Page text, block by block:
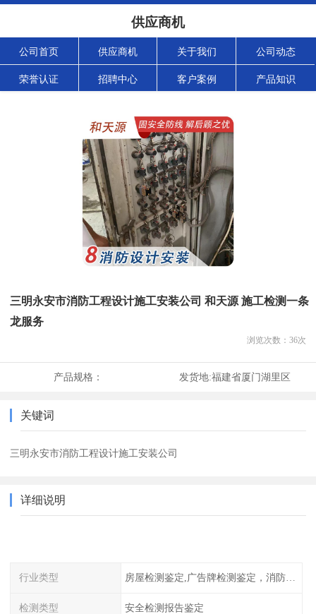
供应商机
公司首页 供应商机 关于我们 公司动态
荣誉认证 招聘中心 客户案例 产品知识
三明永安市消防工程设计施工安装公司 和天源 施工检测一条
龙服务
浏览次数： 36次
产品规格： 发货地:福建省厦门湖里区
关键词
三明永安市消防工程设计施工安装公司
详细说明
行业类型 房屋检测鉴定,广告牌检测鉴定，消防检测
检测类型 安全检测报告鉴定